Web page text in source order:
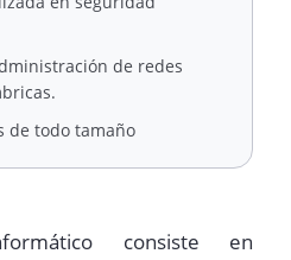
de redes
de todo tamaño
consiste en